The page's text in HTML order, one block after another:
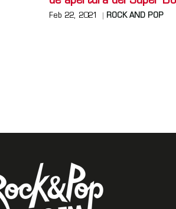
Feb 22, 2021 ROCK AND POP